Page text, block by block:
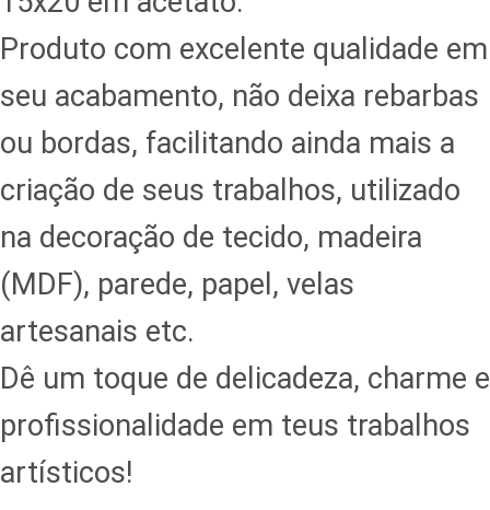
Produto com excelente qualidade em
seu acabamento, não deixa rebarbas
ou bordas, facilitando ainda mais a
criação de seus trabalhos, utilizado
na decoração de tecido, madeira
(MDF), parede, papel, velas
artesanais etc.
Dê um toque de delicadeza, charme e
profissionalidade em teus trabalhos
artísticos!